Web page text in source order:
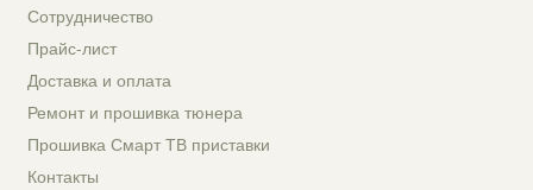
Сотрудничество
Прайс-лист
Доставка и оплата
Ремонт и прошивка тюнера
Прошивка Смарт ТВ приставки
Контакты